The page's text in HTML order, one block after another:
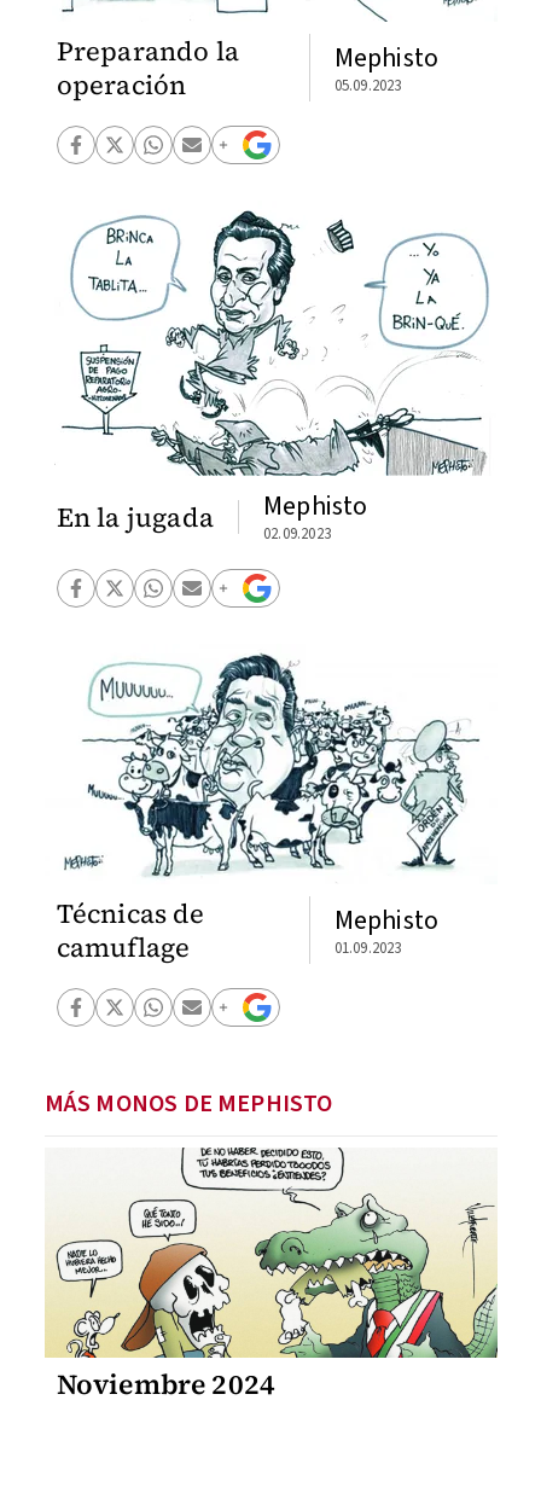
Preparando la
operación
Mephisto
05.09.2023
En la jugada Mephisto
02.09.2023
Técnicas de
camuflage
Mephisto
01.09.2023
MÁS MONOS DE MEPHISTO
Noviembre 2024